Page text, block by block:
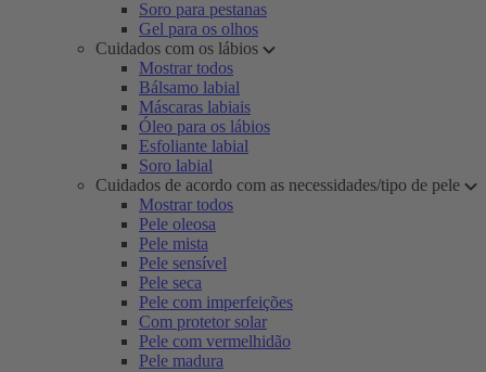
Soro para pestanas
Gel para os olhos
Cuidados com os lábios
Mostrar todos
Bálsamo labial
Máscaras labiais
Óleo para os lábios
Esfoliante labial
Soro labial
Cuidados de acordo com as necessidades/tipo de pele
Mostrar todos
Pele oleosa
Pele mista
Pele sensível
Pele seca
Pele com imperfeições
Com protetor solar
Pele com vermelhidão
Pele madura